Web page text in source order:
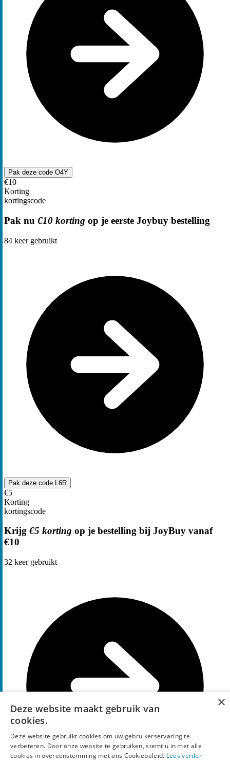
Pak deze code O4Y
€10
Korting
kortingscode
Pak nu €10 korting op je eerste Joybuy bestelling
84 keer gebruikt
Pak deze code L6R
€5
Korting
kortingscode
Krijg €5 korting op je bestelling bij JoyBuy vanaf
€10
32 keer gebruikt
×
Deze website maakt gebruik van
cookies.
Deze website gebruikt cookies om uw gebruikerservaring te
verbeteren. Door onze website te gebruiken, stemt u in met alle
cookies in overeenstemming met ons Cookiebeleid. Lees verder